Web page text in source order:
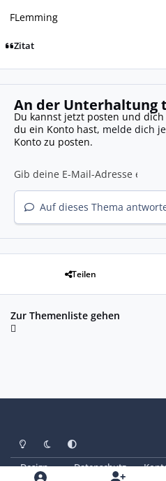
FLemming
Zitat
An der Unterhaltung
Du kannst jetzt posten und
du ein Konto hast, melde dich
Konto zu posten.
Auf dieses Thema
Teilen
Zur Themenliste gehen
Heller ModusDunkler Modus
Systemeinstellung
Design Datenschutz